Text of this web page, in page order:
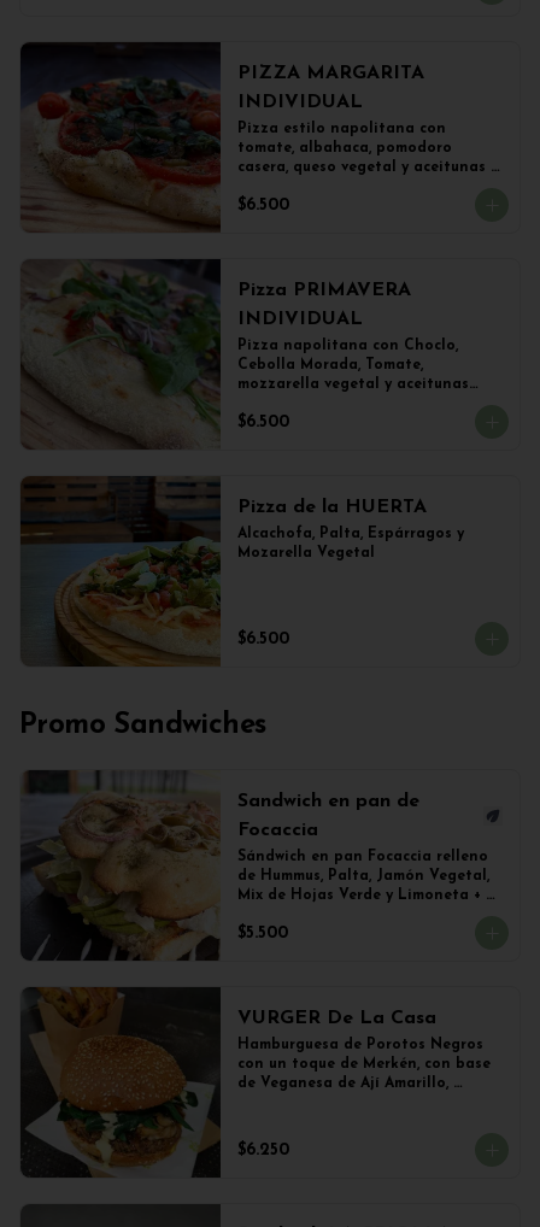
PIZZA MARGARITA
INDIVIDUAL
Pizza estilo napolitana con
tomate, albahaca, pomodoro
casera, queso vegetal y aceitunas
$6.500
Pizza PRIMAVERA
INDIVIDUAL
Pizza napolitana con Choclo,
Cebolla Morada, Tomate,
mozzarella vegetal y aceitunas
$6.500
Pizza de la HUERTA
Alcachofa, Palta, Espárragos y
Mozarella Vegetal
$6.500
Promo Sandwiches
Sandwich en pan de
Focaccia
Sándwich en pan Focaccia relleno
de Hummus, Palta, Jamón Vegetal,
Mix de Hojas Verde y Limoneta +
$5.500
VURGER De La Casa
Hamburguesa de Porotos Negros
con un toque de Merkén, con base
de Veganesa de Ají Amarillo,
salteados con cebolla
caramelizada y lechuga con
$6.250